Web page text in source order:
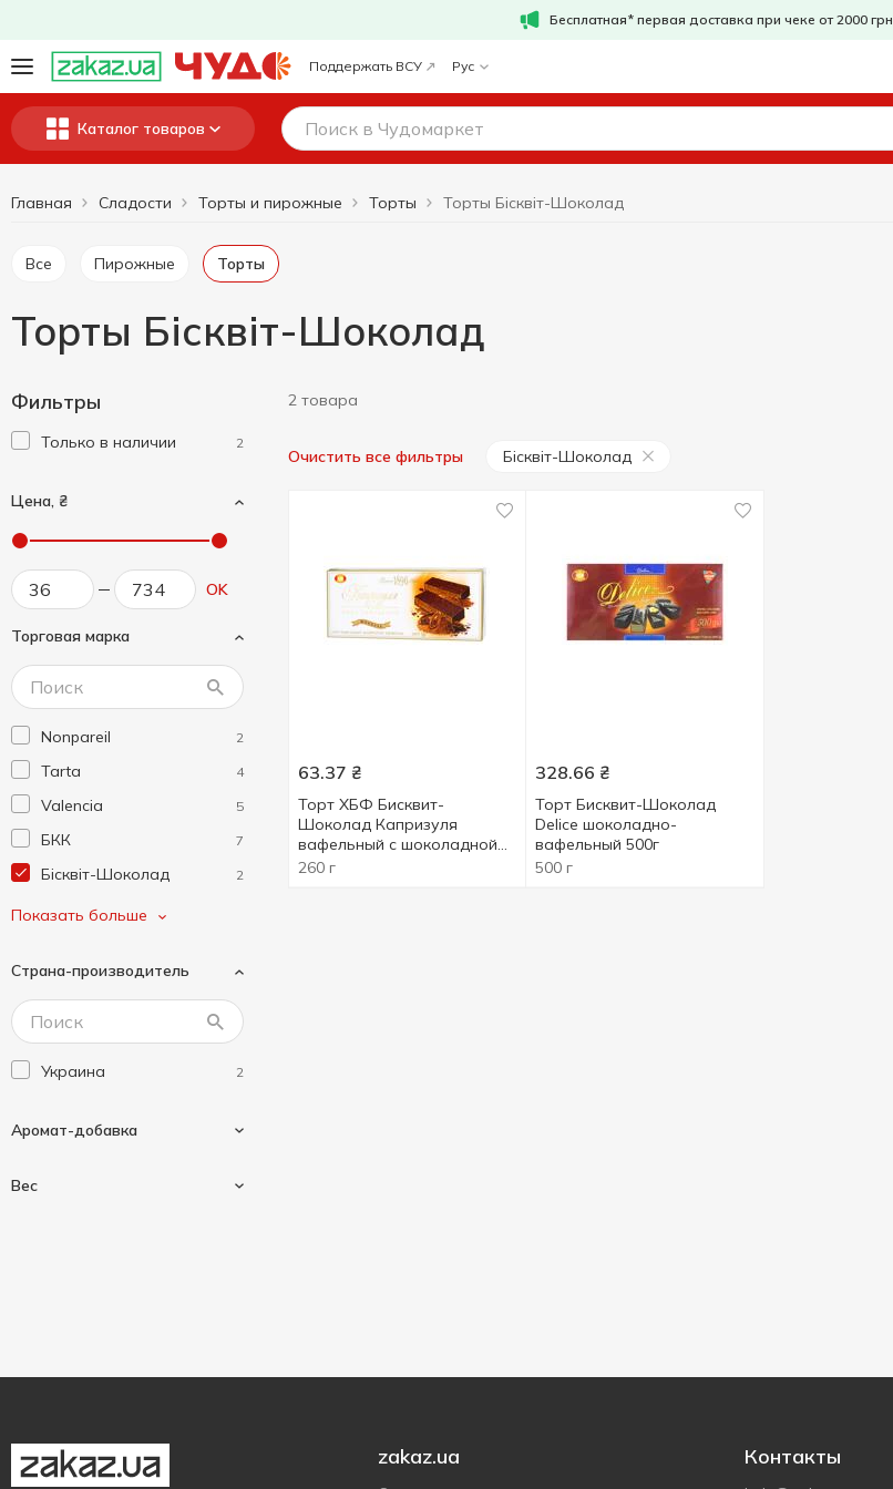
Бесплатная* первая доставка при чеке от 2000 грн
Поддержать ВСУ Рус
Каталог товаров
Главная Сладости Торты и пирожные Торты Торты Бісквіт-Шоколад
Все Пирожные Торты
Торты Бісквіт-Шоколад
Фильтры
Только в наличии 2
Цена, ₴
OK
Торговая марка
Nonpareil 2
Tarta 4
Valencia 5
БКК 7
Бісквіт-Шоколад 2
Доброрада
Показать больше
Страна-производитель
Украина 2
Аромат-добавка
Вес
2 товара
Очистить все фильтры Бісквіт-Шоколад
63.37 ₴
Торт ХБФ Бисквит-
Шоколад Капризуля
вафельный с шоколадной
начинкой 260г
260 г
328.66 ₴
Торт Бисквит-Шоколад
Delice шоколадно-
вафельный 500г
500 г
zakaz.ua Контакты